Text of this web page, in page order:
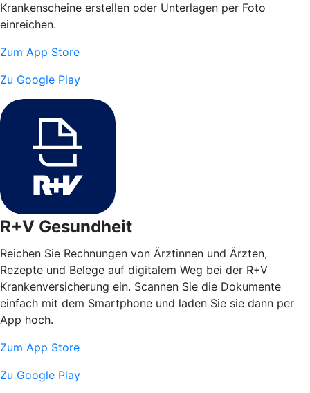
Krankenscheine erstellen oder Unterlagen per Foto
einreichen.
Zum App Store
Zu Google Play
R+V Gesundheit
Reichen Sie Rechnungen von Ärztinnen und Ärzten,
Rezepte und Belege auf digitalem Weg bei der R+V
Krankenversicherung ein. Scannen Sie die Dokumente
einfach mit dem Smartphone und laden Sie sie dann per
App hoch.
Zum App Store
Zu Google Play